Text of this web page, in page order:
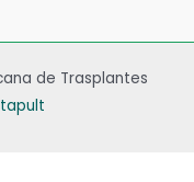
de Trasplantes